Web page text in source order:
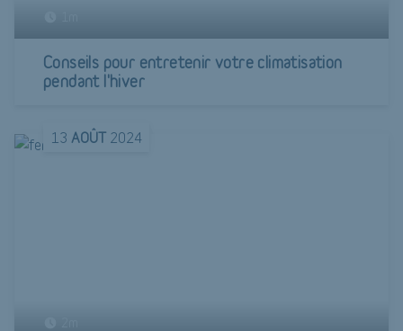
Conseils pour entretenir votre climatisation
pendant l'hiver
13 AOÛT 2024